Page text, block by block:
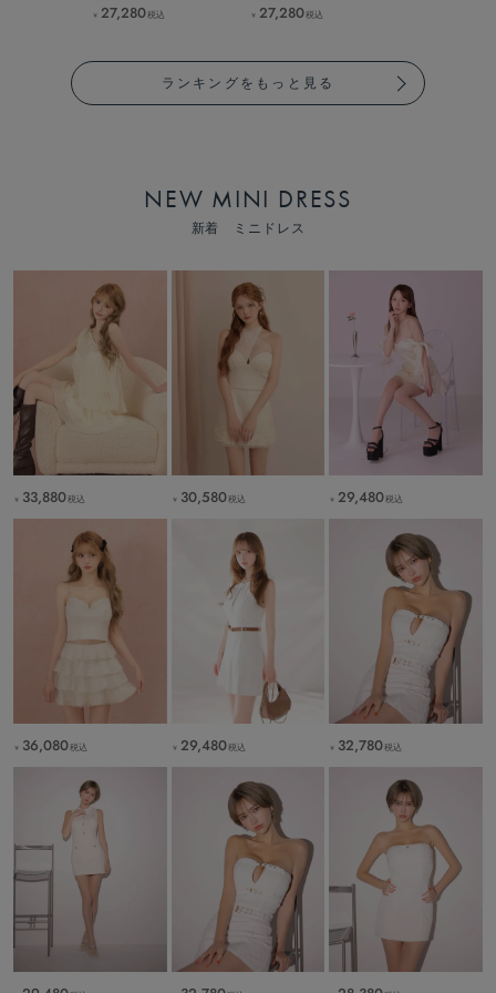
￥ 27,280税込 ￥ 27,280税込
ランキングをもっと見る
NEW MINI DRESS
新着 ミニドレス
￥ 33,880税込 ￥ 30,580税込 ￥ 29,480税込
￥ 36,080税込 ￥ 29,480税込 ￥ 32,780税込